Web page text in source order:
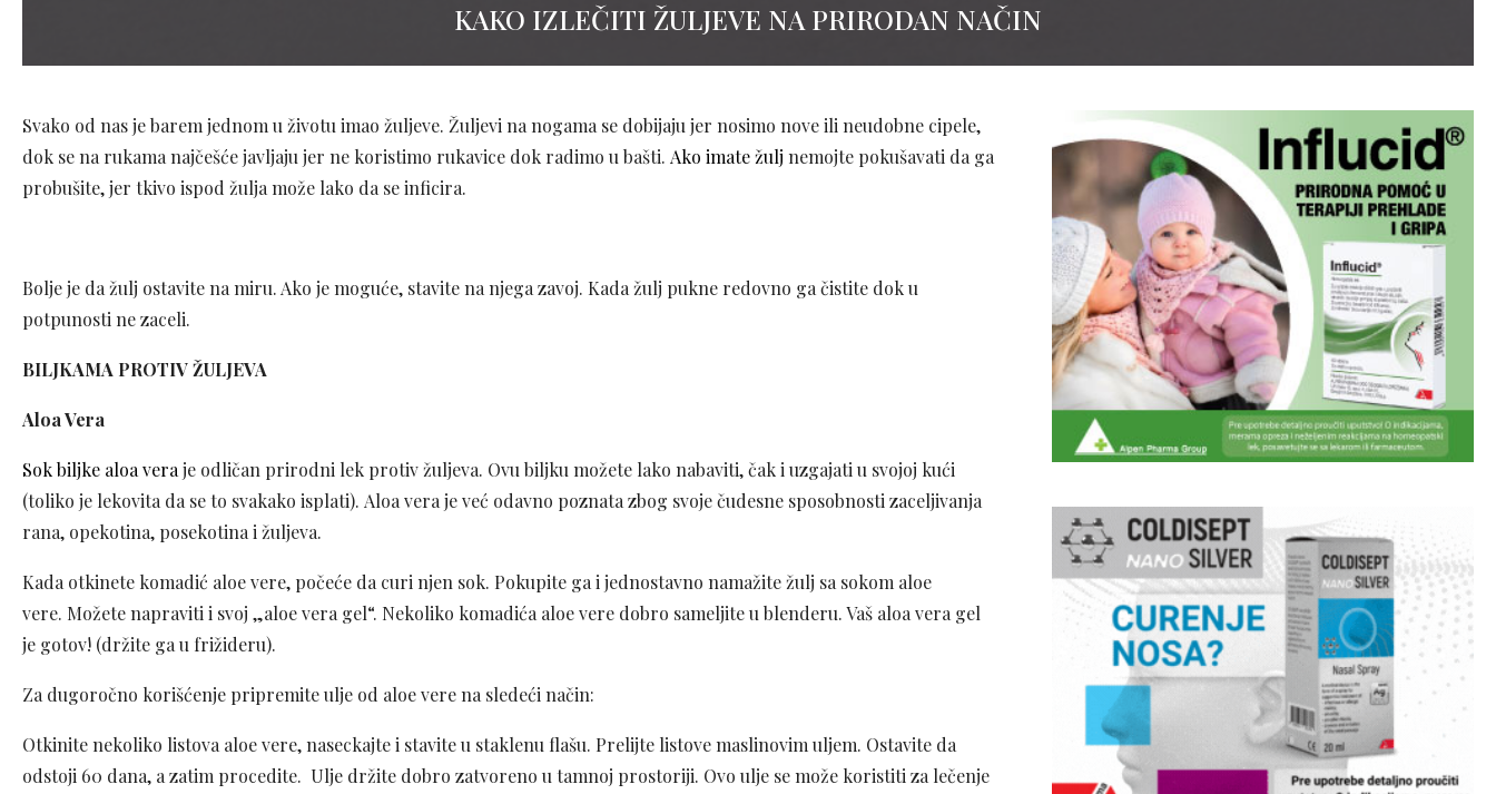
KAKO IZLEČITI ŽULJEVE NA PRIRODAN NAČIN
Svako od nas je barem jednom u životu imao žuljeve. Žuljevi na nogama se dobijaju jer nosimo nove ili neudobne cipele,
dok se na rukama najčešće javljaju jer ne koristimo rukavice dok radimo u bašti. Ako imate žulj nemojte pokušavati da ga
probušite, jer tkivo ispod žulja može lako da se inficira.
Bolje je da žulj ostavite na miru. Ako je moguće, stavite na njega zavoj. Kada žulj pukne redovno ga čistite dok u
potpunosti ne zaceli.
BILJKAMA PROTIV ŽULJEVA
Aloa Vera
Sok biljke aloa vera je odličan prirodni lek protiv žuljeva. Ovu biljku možete lako nabaviti, čak i uzgajati u svojoj kući
(toliko je lekovita da se to svakako isplati). Aloa vera je već odavno poznata zbog svoje čudesne sposobnosti zaceljivanja
rana, opekotina, posekotina i žuljeva.
Kada otkinete komadić aloe vere, počeće da curi njen sok. Pokupite ga i jednostavno namažite žulj sa sokom aloe
vere. Možete napraviti i svoj „aloe vera gel“. Nekoliko komadića aloe vere dobro sameljite u blenderu. Vaš aloa vera gel
je gotov! (držite ga u frižideru).
Za dugoročno korišćenje pripremite ulje od aloe vere na sledeći način:
Otkinite nekoliko listova aloe vere, naseckajte i stavite u staklenu flašu. Prelijte listove maslinovim uljem. Ostavite da
odstoji 60 dana, a zatim procedite. Ulje držite dobro zatvoreno u tamnoj prostoriji. Ovo ulje se može koristiti za lečenje